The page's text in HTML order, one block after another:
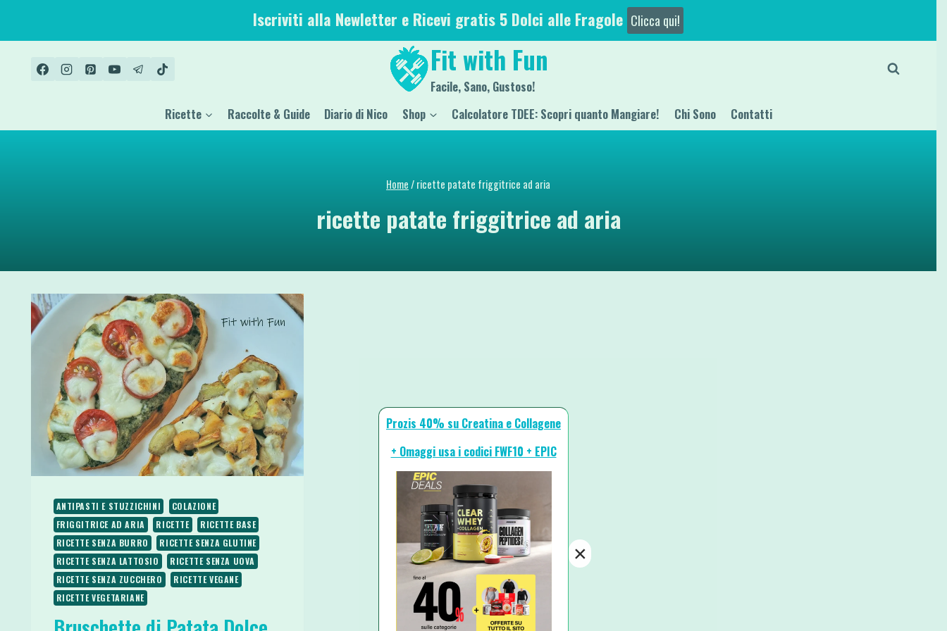
contenuto
Iscriviti alla Newletter e Ricevi gratis 5 Dolci alle Fragole Clicca qui!
Fit with Fun
Facile, Sano, Gustoso!
Ricette Raccolte & Guide Diario di Nico Shop Calcolatore TDEE: Scopri quanto Mangiare! Chi Sono Contatti
Home/ricette patate friggitrice ad aria
ricette patate friggitrice ad aria
ANTIPASTI E STUZZICHINI
COLAZIONE
FRIGGITRICE AD ARIA
RICETTE
RICETTE BASE
RICETTE SENZA BURRO
RICETTE SENZA GLUTINE
RICETTE SENZA LATTOSIO
RICETTE SENZA UOVA
RICETTE SENZA ZUCCHERO
RICETTE VEGANE
RICETTE VEGETARIANE
Prozis 40% su Creatina e Collagene
+ Omaggi usa i codici FWF10 + EPIC
×